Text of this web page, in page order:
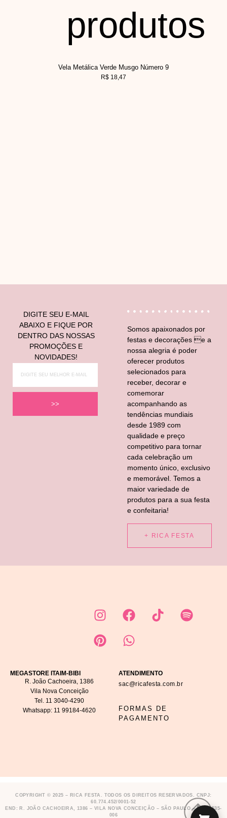
produtos
Vela Metálica Verde Musgo Número 9
R$ 18,47
DIGITE SEU E-MAIL
ABAIXO E FIQUE POR
DENTRO DAS NOSSAS
PROMOÇÕES E
NOVIDADES!
>>
Somos apaixonados por
festas e decorações e a
nossa alegria é poder
oferecer produtos
selecionados para
receber, decorar e
comemorar
acompanhando as
tendências mundiais
desde 1989 com
qualidade e preço
competitivo para tornar
cada celebração um
momento único, exclusivo
e memorável. Temos a
maior variedade de
produtos para a sua festa
e confeitaria!
+ RICA FESTA
MEGASTORE ITAIM-BIBI
R. João Cachoeira, 1386
Vila Nova Conceição
Tel. 11 3040-4290
Whatsapp: 11 99184-4620
ATENDIMENTO
sac@ricafesta.com.br
FORMAS DE
PAGAMENTO
COPYRIGHT © 2025 – RICA FESTA. TODOS OS DIREITOS RESERVADOS. CNPJ:
60.774.452/0001-52
END: R. JOÃO CACHOEIRA, 1386 – VILA NOVA CONCEIÇÃO – SÃO PAULO – SP,
04535-
006